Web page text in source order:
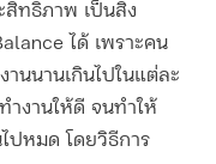
สิทธิภาพ เป็นสิ่ง
ได้ เพราะคน
นนานเกินไปในแต่ละ
ำงานให้ดี จนทำให้
ปหมด โดยวิธีการ